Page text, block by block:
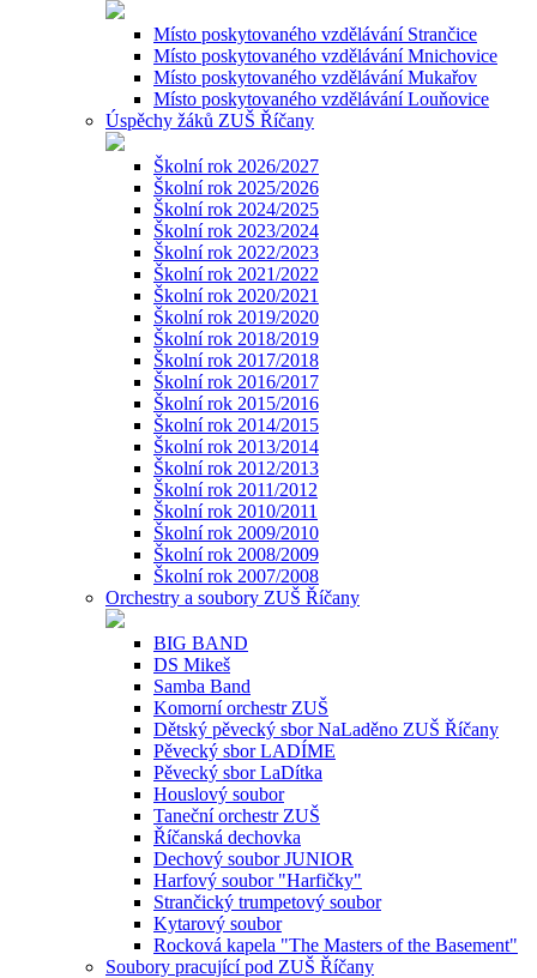
Místo poskytovaného vzdělávání Strančice
Místo poskytovaného vzdělávání Mnichovice
Místo poskytovaného vzdělávání Mukařov
Místo poskytovaného vzdělávání Louňovice
Úspěchy žáků ZUŠ Říčany
Školní rok 2026/2027
Školní rok 2025/2026
Školní rok 2024/2025
Školní rok 2023/2024
Školní rok 2022/2023
Školní rok 2021/2022
Školní rok 2020/2021
Školní rok 2019/2020
Školní rok 2018/2019
Školní rok 2017/2018
Školní rok 2016/2017
Školní rok 2015/2016
Školní rok 2014/2015
Školní rok 2013/2014
Školní rok 2012/2013
Školní rok 2011/2012
Školní rok 2010/2011
Školní rok 2009/2010
Školní rok 2008/2009
Školní rok 2007/2008
Orchestry a soubory ZUŠ Říčany
BIG BAND
DS Mikeš
Samba Band
Komorní orchestr ZUŠ
Dětský pěvecký sbor NaLaděno ZUŠ Říčany
Pěvecký sbor LADÍME
Pěvecký sbor LaDítka
Houslový soubor
Taneční orchestr ZUŠ
Říčanská dechovka
Dechový soubor JUNIOR
Harfový soubor "Harfičky"
Strančický trumpetový soubor
Kytarový soubor
Rocková kapela "The Masters of the Basement"
Soubory pracující pod ZUŠ Říčany